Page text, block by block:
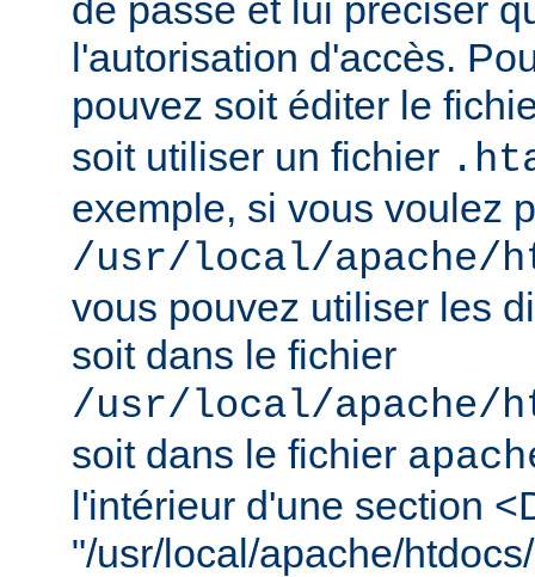
de passe et lui préciser
l'autorisation d'accès.
pouvez soit éditer le
soit utiliser un fichier
exemple, si vous voulez
/usr/local/apache/
vous pouvez utiliser les
soit dans le fichier
/usr/local/apache/
soit dans le fichier
l'intérieur d'une section
"/usr/local/apache/